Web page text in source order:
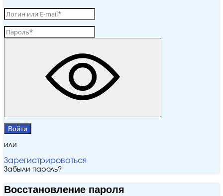
Войти
или
Зарегистрироваться
Забыли пароль?
Восстановление пароля